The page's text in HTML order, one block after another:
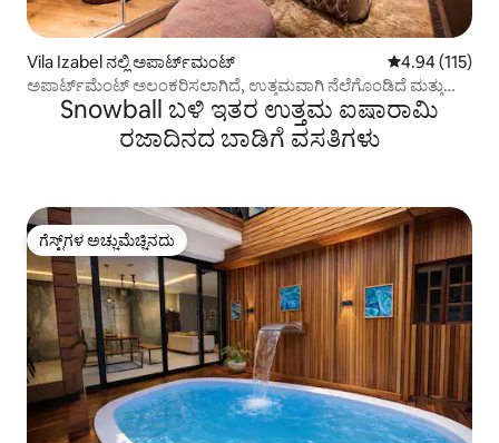
Vila Izabel ನಲ್ಲಿ ಅಪಾರ್ಟ್‌ಮಂಟ್ 5 ರಲ್ಲಿ 4.94
4.94 (115)
ಅಪಾರ್ಟ್‌ಮೆಂಟ್ ಅಲಂಕರಿಸಲಾಗಿದೆ, ಉತ್ತಮವಾಗಿ ನೆಲೆಗೊಂಡಿದೆ ಮತ್ತು
ಗ್ಯಾರೇಜ್‌ನೊಂದಿಗೆ
Snowball ಬಳಿ ಇತರ ಉತ್ತಮ ಐಷಾರಾಮಿ
ರಜಾದಿನದ ಬಾಡಿಗೆ ವಸತಿಗಳು
ಗೆಸ್ಟ್‌ಗಳ ಅಚ್ಚುಮೆಚ್ಚಿನದು
ಗೆಸ್ಟ್‌ಗಳ ಅಚ್ಚುಮೆಚ್ಚಿನದು